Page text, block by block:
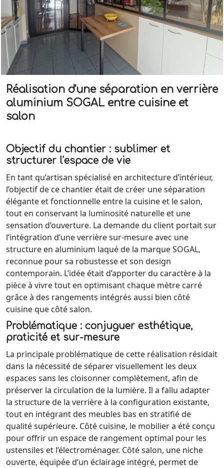
Réalisation d'une séparation en verrière
aluminium SOGAL entre cuisine et
salon
Objectif du chantier : sublimer et
structurer l’espace de vie
En tant qu’artisan spécialisé en architecture d’intérieur,
l’objectif de ce chantier était de créer une séparation
élégante et fonctionnelle entre la cuisine et le salon,
tout en conservant la luminosité naturelle et une
sensation d’ouverture. La demande du client portait sur
l’intégration d’une verrière sur-mesure avec une
structure en aluminium laqué de la marque SOGAL,
reconnue pour sa robustesse et son design
contemporain. L’idée était d’apporter du caractère à la
pièce à vivre tout en optimisant chaque mètre carré
grâce à des rangements intégrés aussi bien côté
cuisine que côté salon.
Problématique : conjuguer esthétique,
praticité et sur-mesure
La principale problématique de cette réalisation résidait
dans la nécessité de séparer visuellement les deux
espaces sans les cloisonner complètement, afin de
préserver la circulation de la lumière. Il a fallu adapter
la structure de la verrière à la configuration existante,
tout en intégrant des meubles bas en stratifié de
qualité supérieure. Côté cuisine, le mobilier a été conçu
pour offrir un espace de rangement optimal pour les
ustensiles et l’électroménager. Côté salon, une niche
ouverte, équipée d’un éclairage intégré, permet de